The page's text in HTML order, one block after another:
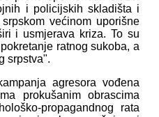
i policijskih skladišta i
većinom uporišne
i usmjerava kriza. To su
ratnog sukoba, a
srpstva".
agresora vođena
prokušanim obrascima
propagandnog rata